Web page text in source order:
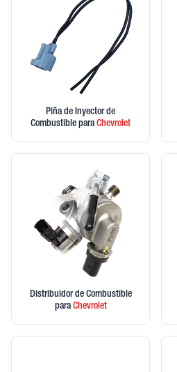
Piña de Inyector de
Combustible paraChevrolet
Distribuidor de Combustible
paraChevrolet